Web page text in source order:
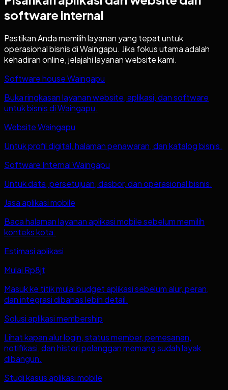
software internal
Pastikan Anda memilih layanan yang tepat untuk
operasional bisnis diWaingapu. Jika fokus utama adalah
kehadiran online, jelajahi layanan website kami.
Software house Waingapu
Buka ringkasan layanan website, aplikasi, dan software
untuk bisnis di Waingapu.
Website Waingapu
Untuk profil digital, halaman penawaran, dan katalog bisnis.
Software Internal Waingapu
Untuk data, persetujuan, dasbor, dan operasional bisnis.
Jasa aplikasi mobile
Baca halaman layanan aplikasi mobile sebelum memilih
konteks kota.
Estimasi aplikasi
Mulai Rp8jt
Masuk ke titik mulai budget aplikasi sebelum alur, peran,
dan integrasi dibahas lebih detail.
Solusi aplikasi membership
Lihat kapan alur login, status member, pemesanan,
notifikasi, dan histori pelanggan memang sudah layak
dibangun.
Studi kasus aplikasi mobile